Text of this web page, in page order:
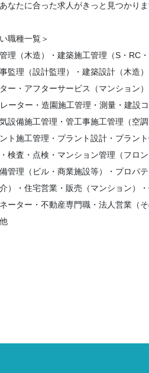
なたに合った求人がきっと見つかりま
職種一覧＞
理（木造）・建築施工管理（S・RC
監理（設計監理）・建築設計（木造
ー・アフターサービス（マンション
ーター・造園施工管理・測量・建設
設備施工管理・管工事施工管理（空
ト施工管理・プラント設計・プラン
検査・点検・マンション管理（フロ
管理（ビル・商業施設等）・プロパ
介）・住宅営業・販売（マンション）
ーター・不動産専門職・法人営業（